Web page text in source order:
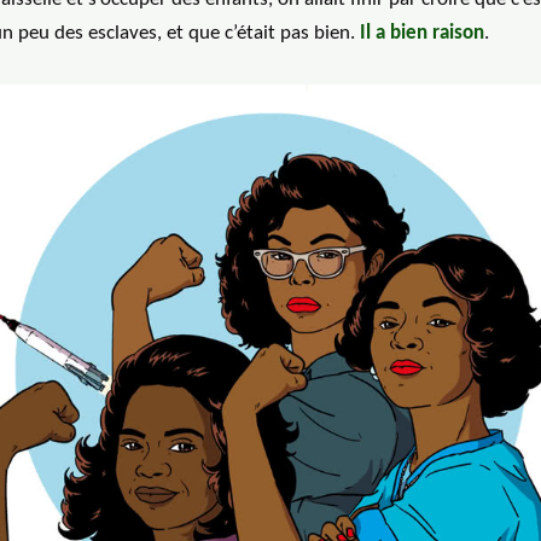
peu des esclaves, et que c’était pas bien.
Il a bien raison.